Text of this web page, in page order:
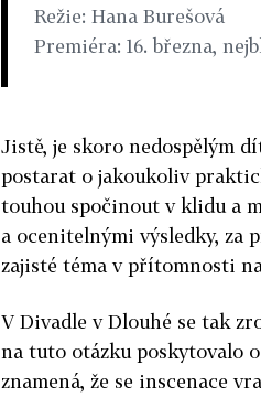
Režie: Hana Burešová
Premiéra: 16. března,
Jistě, je skoro nedospělým
postarat o jakoukoliv
touhou spočinout v klidu a
a ocenitelnými výsledky, za
zajisté téma v přítomnosti
V Divadle v Dlouhé se tak
na tuto otázku poskytovalo
znamená, že se inscenace